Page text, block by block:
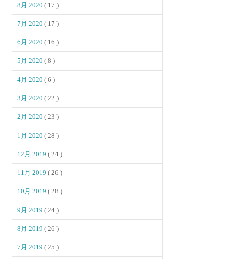
8月 2020( 17 )
7月 2020( 17 )
6月 2020( 16 )
5月 2020( 8 )
4月 2020( 6 )
3月 2020( 22 )
2月 2020( 23 )
1月 2020( 28 )
12月 2019( 24 )
11月 2019( 26 )
10月 2019( 28 )
9月 2019( 24 )
8月 2019( 26 )
7月 2019( 25 )